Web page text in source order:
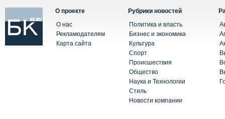
О проекте
О нас
Рекламодателям
Карта сайта
Рубрики новостей
Политика и власть
Бизнес и экономика
Культура
Спорт
Происшествия
Общество
Наука и Технологии
Стиль
Новости компании